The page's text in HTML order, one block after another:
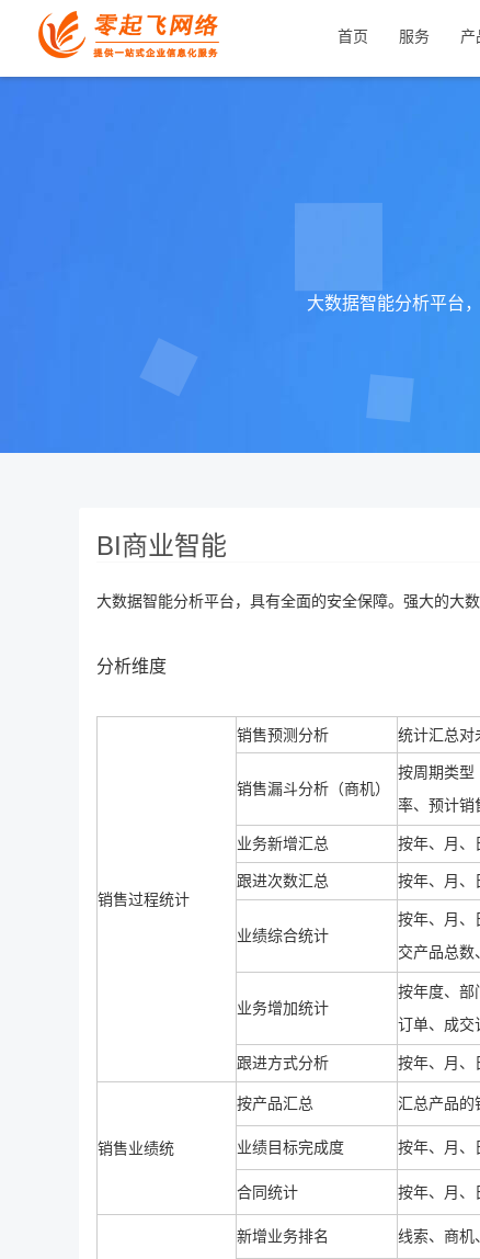
首页 服务 产
大数据智能分析平台
BI商业智能
大数据智能分析平台，具有全面的安全保障。强大的大
分析维度
销售过程统计
销售预测分析 统计汇总对
销售漏斗分析（商机）
按周期类型
率、预计销
业务新增汇总 按年、月、
跟进次数汇总 按年、月、
业绩综合统计
按年、月、
交产品总数
业务增加统计
按年度、部
订单、成交
跟进方式分析 按年、月、
销售业绩统
按产品汇总 汇总产品的
业绩目标完成度 按年、月、
合同统计 按年、月、
新增业务排名 线索、商机